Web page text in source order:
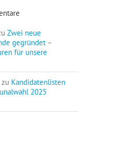
Zwei neue
gegründet –
für unsere
zu Kandidatenlisten
2025